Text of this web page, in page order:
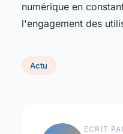
numérique en
l'engagement des
Actu
ECRIT